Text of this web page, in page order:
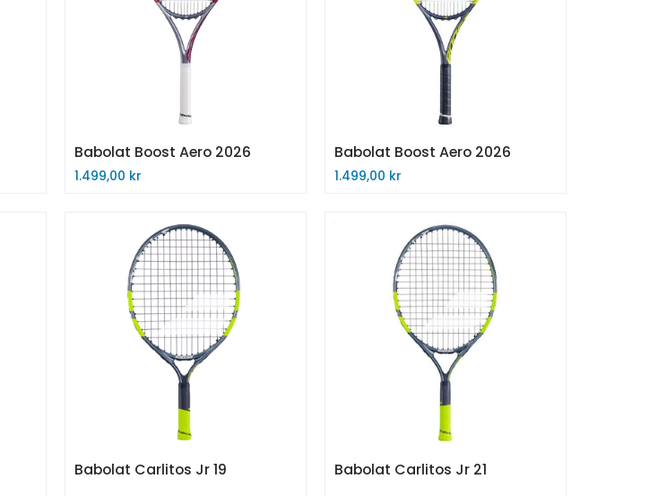
Babolat Boost Aero 2026
1.499,00 kr
Babolat Boost Aero 2026
1.499,00 kr
Babolat Carlitos Jr 19 Babolat Carlitos Jr 21